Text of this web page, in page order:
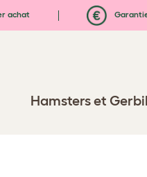
achat
Hamsters et